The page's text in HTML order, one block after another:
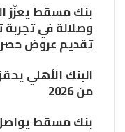
بنك مسقط يعزّز
وصلالة في
تقديم عروض
البنك الأهلي
من 2026
بنك مسقط يواصل